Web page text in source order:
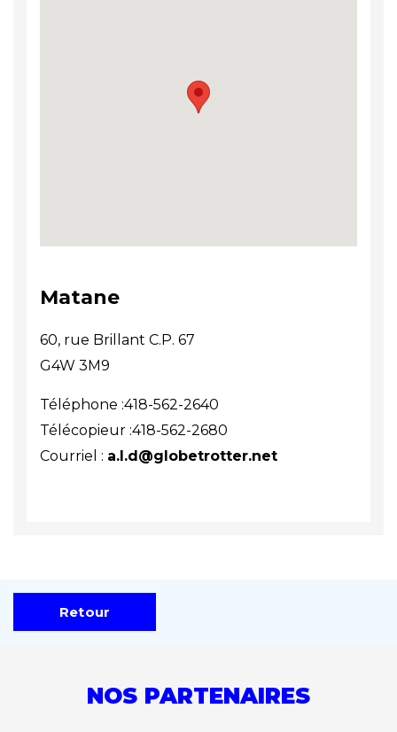
Matane
60, rue Brillant C.P. 67
G4W 3M9
Téléphone :418-562-2640
Télécopieur :418-562-2680
Courriel : a.l.d@globetrotter.net
Retour
NOS PARTENAIRES